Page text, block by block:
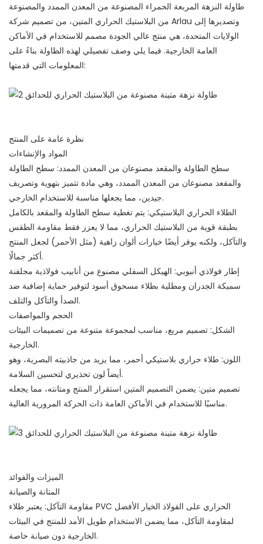
طاولة النزهة المربعة الحمراء المصنوعة من المعدن الممدد والمصنوعة
من البلاستيك الحراري المتين، من تصميم شركة Arlau وتصديرها إلى
الولايات المتحدة، هي منتج عالي الجودة مصمم للاستخدام في الأماكن
العامة الخارجية. فيما يلي وصف تفصيلي لهذه الطاولة بناءً على
المعلومات التي قدمتها:
نظرة عامة على المنتج
المواد والإنشاءات
سطح الطاولة والمقعد مصنوعان من المعدن الممدد: سطح الطاولة
والمقعد مصنوعان من المعدن الممدد، وهي مادة تتميز بتهوية وتصريف
جيدين، مما يجعلها مناسبة للاستخدام الخارجي.
الطلاء الحراري البلاستيكي: يتم تغطية سطح الطاولة والمقعد بالكامل
بطبقة قوية من البلاستيك الحراري، مما لا يعزز فقط مقاومة الطقس
والتآكل، ولكنه يوفر أيضًا خيارات ألوان زاهية (مثل الأحمر) لجعل المنتج
أكثر جمالًا.
إطار فولاذي أنبوبي: الهيكل السفلي مصنوع من أنابيب فولاذية مجلفنة
سميكة الجدران ومطلية بطلاء مسحوق أسود لتوفير حماية إضافية ضد
الصدأ والتآكل والتلف.
الحجم والمواصفات
الشكل: تصميم مربع، مناسب لمجموعة متنوعة من تصميمات البيئات
الخارجية.
اللون: طلاء حراري بلاستيكي أحمر، مما يزيد من جاذبيته البصرية، وهو
أيضاً لون تحذيري لتحسين السلامة.
تصميم متين: يضمن التصميم المتين استقرار المنتج ومتانته، مما يجعله
مناسبًا للاستخدام في الأماكن العامة ذات الحركة المرورية العالية.
الميزات والفوائد
المتانة والصيانة
مقاومة التآكل: يعتبر طلاء PVC الحراري على الفولاذ الخيار الأفضل
لمقاومة التآكل، مما يضمن الاستخدام طويل الأمد للمنتج في البيئات
الخارجية دون صيانة خاصة.